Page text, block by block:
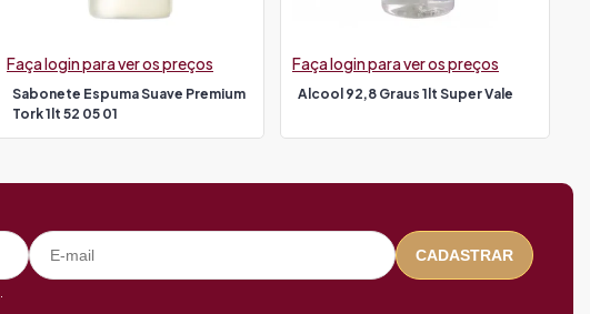
Sabonete Espuma Suave Premium
Tork 1lt 52 05 01
Faça login para ver os preços
Alcool 92,8 Graus 1lt Super Vale
Faça login para ver os preços
CADASTRAR
.